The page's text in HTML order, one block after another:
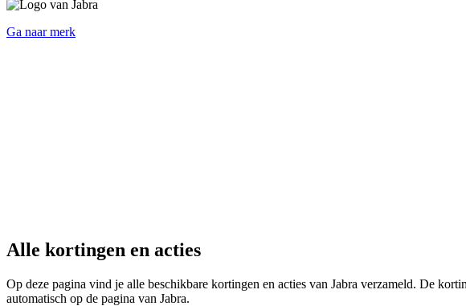
Ga naar merk
Alle kortingen en acties
Op deze pagina vind je alle beschikbare kortingen en acties van Jabra verzameld. De
automatisch op de pagina van Jabra.